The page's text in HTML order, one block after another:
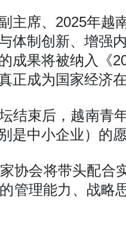
主席、2025年越
体制创新、增强
成果将被纳入《
正成为国家经济
结束后，越南青
是中小企业）的
协会将带头配合
管理能力、战略